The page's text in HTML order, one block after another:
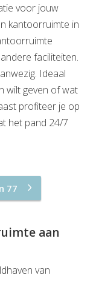
voor jouw
kantoorruimte in
faciliteiten.
Ideaal
wilt geven of wat
profiteer je op
het pand 24/7
77
aan
van